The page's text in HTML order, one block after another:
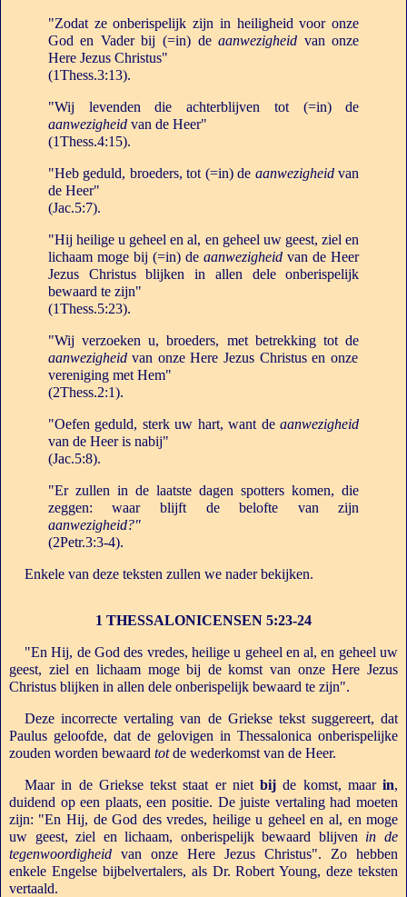
"Zodat ze onberispelijk zijn in heiligheid voor onze
God en Vader bij (=in) deaanwezigheid van onze
Here Jezus Christus"
(1Thess.3:13).
"Wij levenden die achterblijven tot (=in) de
aanwezigheidvan de Heer"
(1Thess.4:15).
"Heb geduld, broeders, tot (=in) de aanwezigheidvan
de Heer"
(Jac.5:7).
"Hij heilige u geheel en al, en geheel uw geest, ziel en
lichaam moge bij (=in) deaanwezigheid van de Heer
Jezus Christus blijken in allen dele onberispelijk
bewaard te zijn"
(1Thess.5:23).
"Wij verzoeken u, broeders, met betrekking tot de
aanwezigheidvan onze Here Jezus Christus en onze
vereniging met Hem"
(2Thess.2:1).
"Oefen geduld, sterk uw hart, want deaanwezigheid
van de Heer is nabij"
(Jac.5:8).
"Er zullen in de laatste dagen spotters komen, die
zeggen: waar blijft de belofte van zijn
aanwezigheid?"
(2Petr.3:3-4).
Enkele van deze teksten zullen we nader bekijken.
1 THESSALONICENSEN 5:23-24
"En Hij, de God des vredes, heilige u geheel en al, en geheel uw
geest, ziel en lichaam moge bij de komst van onze Here Jezus
Christus blijken in allen dele onberispelijk bewaard te zijn".
Deze incorrecte vertaling van de Griekse tekst suggereert, dat
Paulus geloofde, dat de gelovigen in Thessalonica onberispelijke
zouden worden bewaard totde wederkomst van de Heer.
Maar in de Griekse tekst staat er nietbij de komst, maarin,
duidend op een plaats, een positie. De juiste vertaling had moeten
zijn: "En Hij, de God des vredes, heilige u geheel en al, en moge
uw geest, ziel en lichaam, onberispelijk bewaard blijven in de
tegenwoordigheidvan onze Here Jezus Christus". Zo hebben
enkele Engelse bijbelvertalers, als Dr. Robert Young, deze teksten
vertaald.